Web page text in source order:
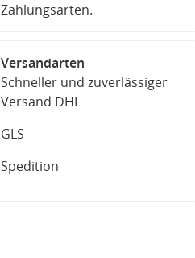
Zahlungsarten.
Versandarten
Schneller und zuverlässiger
Versand DHL
GLS
Spedition